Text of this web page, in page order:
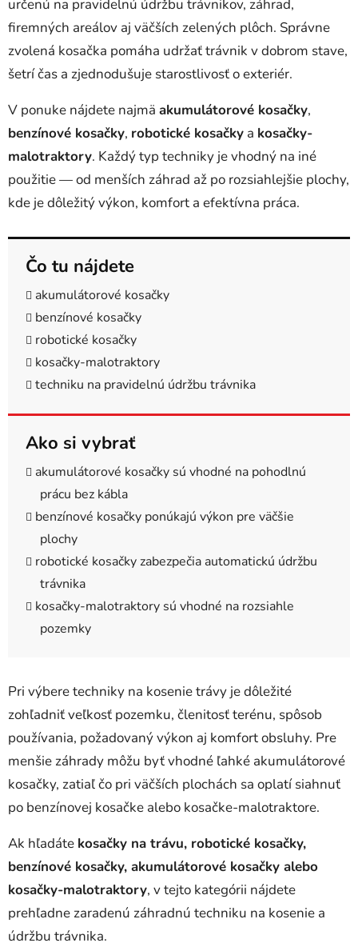
k
y
v
ý
p
s
u
určenú na pravidelnú údržbu trávnikov, záhrad,
firemných areálov aj väčších zelených plôch. Správne
zvolená kosačka pomáha udržať trávnik v dobrom stave,
šetrí čas a zjednodušuje starostlivosť o exteriér.
V ponuke nájdete najmä akumulátorové kosačky,
benzínové kosačky, robotické kosačky a kosačky-
malotraktory. Každý typ techniky je vhodný na iné
použitie — od menších záhrad až po rozsiahlejšie plochy,
kde je dôležitý výkon, komfort a efektívna práca.
Čo tu nájdete
akumulátorové kosačky
benzínové kosačky
robotické kosačky
kosačky-malotraktory
techniku na pravidelnú údržbu trávnika
Ako si vybrať
akumulátorové kosačky sú vhodné na pohodlnú
prácu bez kábla
benzínové kosačky ponúkajú výkon pre väčšie
plochy
robotické kosačky zabezpečia automatickú údržbu
trávnika
kosačky-malotraktory sú vhodné na rozsiahle
pozemky
Pri výbere techniky na kosenie trávy je dôležité
zohľadniť veľkosť pozemku, členitosť terénu, spôsob
používania, požadovaný výkon aj komfort obsluhy. Pre
menšie záhrady môžu byť vhodné ľahké akumulátorové
kosačky, zatiaľ čo pri väčších plochách sa oplatí siahnuť
po benzínovej kosačke alebo kosačke-malotraktore.
Ak hľadáte kosačky na trávu, robotické kosačky,
benzínové kosačky, akumulátorové kosačky alebo
kosačky-malotraktory, v tejto kategórii nájdete
prehľadne zaradenú záhradnú techniku na kosenie a
údržbu trávnika.